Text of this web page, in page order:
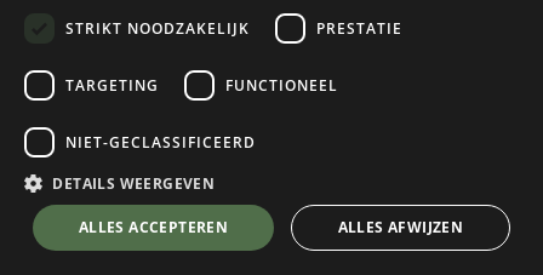
€39,95 €47,95
STRIKT NOODZAKELIJK
PRESTATIE
TARGETING FUNCTIONEEL
NIET-GECLASSIFICEERD
DETAILS WEERGEVEN
ALLES ACCEPTEREN ALLES AFWIJZEN